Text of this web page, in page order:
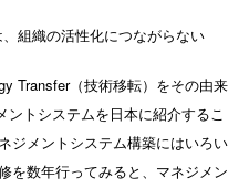
組織の活性化につながらない
Transfer（技術移転）をその由来
トシステムを日本に紹介するこ
ジメントシステム構築にはいろい
を数年行ってみると、マネジメン